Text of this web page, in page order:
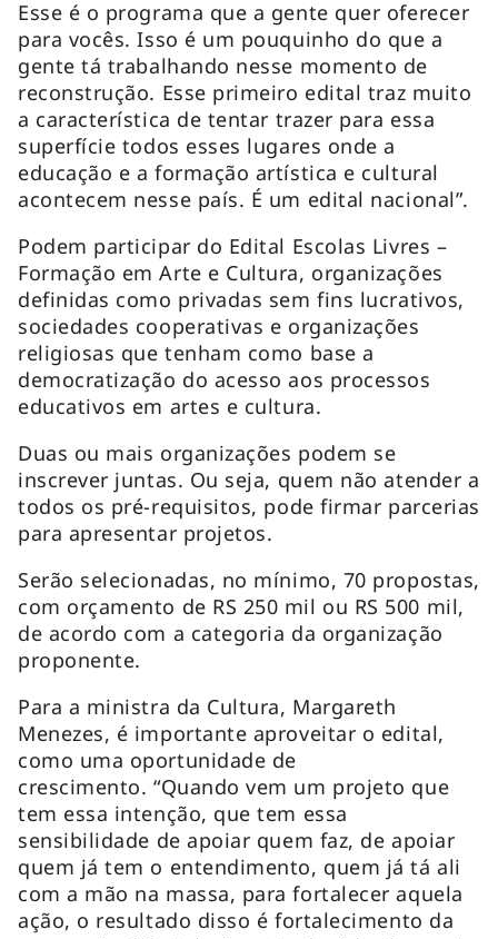
Esse é o programa que a gente quer oferecer
para vocês. Isso é um pouquinho do que a
gente tá trabalhando nesse momento de
reconstrução. Esse primeiro edital traz muito
a característica de tentar trazer para essa
superfície todos esses lugares onde a
educação e a formação artística e cultural
acontecem nesse país. É um edital nacional”.
Podem participar do Edital Escolas Livres –
Formação em Arte e Cultura, organizações
definidas como privadas sem fins lucrativos,
sociedades cooperativas e organizações
religiosas que tenham como base a
democratização do acesso aos processos
educativos em artes e cultura.
Duas ou mais organizações podem se
inscrever juntas. Ou seja, quem não atender a
todos os pré-requisitos, pode firmar parcerias
para apresentar projetos.
Serão selecionadas, no mínimo, 70 propostas,
com orçamento de RS 250 mil ou RS 500 mil,
de acordo com a categoria da organização
proponente.
Para a ministra da Cultura, Margareth
Menezes, é importante aproveitar o edital,
como uma oportunidade de
crescimento. “Quando vem um projeto que
tem essa intenção, que tem essa
sensibilidade de apoiar quem faz, de apoiar
quem já tem o entendimento, quem já tá ali
com a mão na massa, para fortalecer aquela
ação, o resultado disso é fortalecimento da